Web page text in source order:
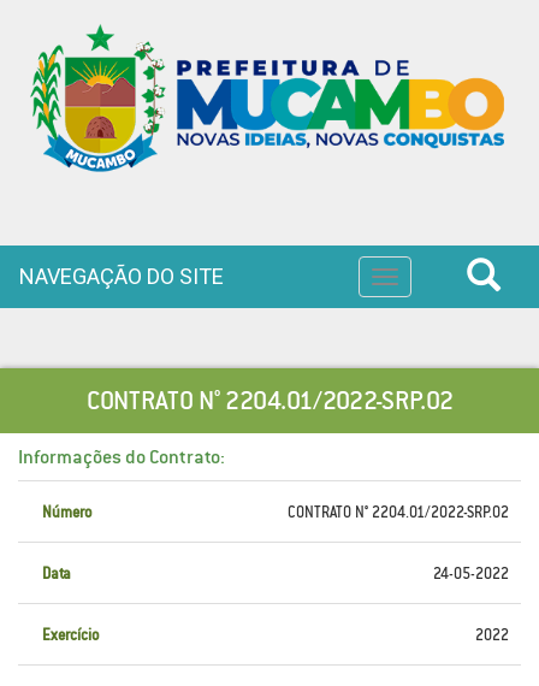
Toggle
navigation
NAVEGAÇÃO DO SITE
CONTRATO N° 2204.01/2022-SRP.02
Informações do Contrato:
Número CONTRATO N° 2204.01/2022-SRP.02
Data 24-05-2022
Exercício 2022